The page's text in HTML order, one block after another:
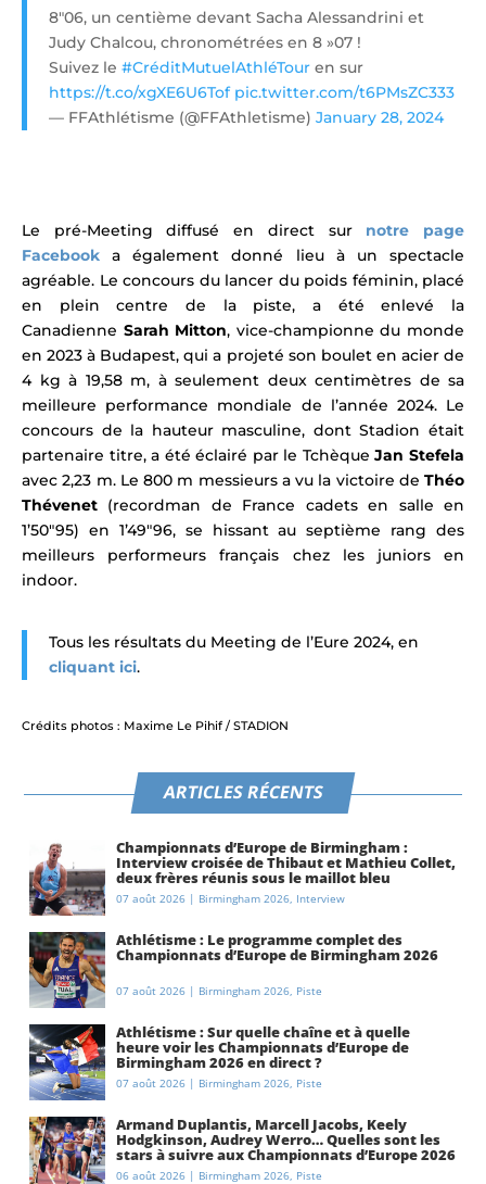
8″06, un centième devant Sacha Alessandrini et
Judy Chalcou, chronométrées en 8 »07 !
Suivez le #CréditMutuelAthléTour en sur
https://t.co/xgXE6U6Tof pic.twitter.com/t6PMsZC333
— FFAthlétisme (@FFAthletisme) January 28, 2024
Le pré-Meeting diffusé en direct sur notre page
Facebook a également donné lieu à un spectacle
agréable. Le concours du lancer du poids féminin, placé
en plein centre de la piste, a été enlevé la
Canadienne Sarah Mitton, vice-championne du monde
en 2023 à Budapest,qui a projeté son boulet en acier de
4 kg à 19,58 m, à seulement deux centimètres de sa
meilleure performance mondiale de l’année 2024. Le
concours de la hauteur masculine, dont Stadion était
partenaire titre, a été éclairé par le TchèqueJan Stefela
avec 2,23 m. Le 800 m messieurs a vu la victoire de Théo
Thévenet (recordman de France cadets en salle en
1’50″95) en 1’49″96, se hissant au septième rang des
meilleurs performeurs français chez les juniors en
indoor.
Tous les résultats du Meeting de l’Eure 2024, en
cliquant ici.
Crédits photos : Maxime Le Pihif / STADION
ARTICLES RÉCENTS
Championnats d’Europe de Birmingham :
Interview croisée de Thibaut et Mathieu Collet,
deux frères réunis sous le maillot bleu
07 août 2026 | Birmingham 2026, Interview
Athlétisme : Le programme complet des
Championnats d’Europe de Birmingham 2026
07 août 2026 | Birmingham 2026, Piste
Athlétisme : Sur quelle chaîne et à quelle
heure voir les Championnats d’Europe de
Birmingham 2026 en direct ?
07 août 2026 | Birmingham 2026, Piste
Armand Duplantis, Marcell Jacobs, Keely
Hodgkinson, Audrey Werro… Quelles sont les
stars à suivre aux Championnats d’Europe 2026
à Birmingham ?
06 août 2026 | Birmingham 2026, Piste